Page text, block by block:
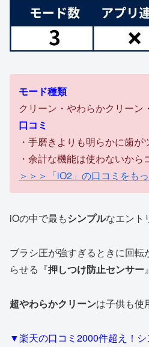
モード種類
クリーン・やわらかクリーン
口コミ
・手磨きよりも明らかに歯が
・余計な機能は使わないから
＞＞＞「iO2」の口コミをも
iOの中で最もシンプルなエント
ブラシ圧が強すぎるときに回
らせる『押しつけ防止センサー
超やわらかクリーンは子供も使
▼楽天の口コミ2000件超え！シ